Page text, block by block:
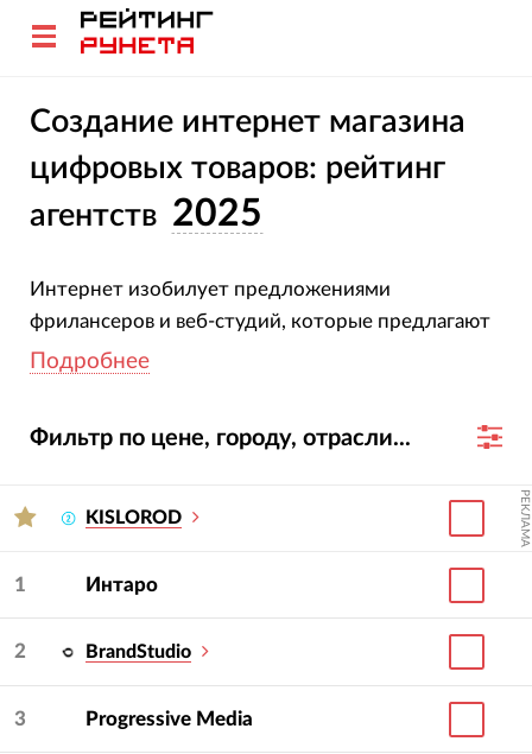
Создание интернет магазина
цифровых товаров: рейтинг
агентств 2025
Интернет изобилует предложениями
фрилансеров и веб-студий, которые предлагают
услуги по созданию сайтов. Мы изучили рынок
магазинов электроники и бытовой техники.
знакомьтесь с предложениями разработчиков
Мы регулярно обновляем информацию, чтобы
и актуальную информацию. Функционал сайта
несколькими студиями, чтобы выбрать
Подробнее
Фильтр по цене, городу, отрасли...
KISLOROD РЕКЛАМА
1 Интаро
2 BrandStudio
3 Progressive Media